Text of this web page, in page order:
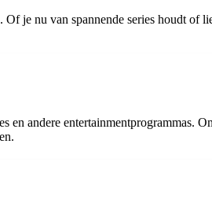
je nu van spannende series houdt
andere entertainmentprogrammas.